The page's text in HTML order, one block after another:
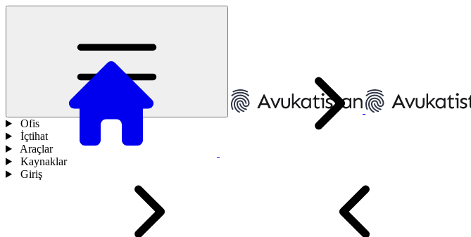
Ofis
İçtihat
Araçlar
Kaynaklar
Giriş